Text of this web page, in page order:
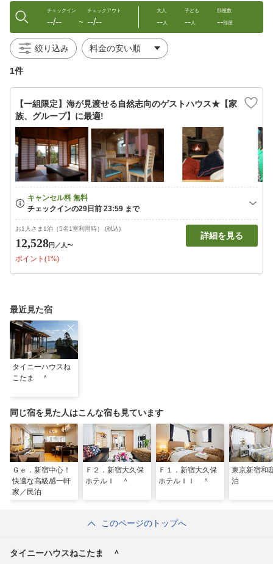
チェックイン
--/-- 〜
チェックアウト
--/--
大人
--人
子ども
--人
部屋数
--部屋
絞り込み
1件
【一組限定】海が見渡せる自然志向のゲストハウス★【家
族、グループ】に最適!
お1人さま1泊（5名1室利用時） (税込)
12,528円 ／人〜
ポイント(1%)
詳細を見る
最近見た宿
タイニーハウスね
こたま ＾
同じ宿を見た人はこんな宿も見ています
Ｇｅ．新宿中心！
快適な高級感一軒
家／民泊
Ｆ２．新宿大久保
ホテルＩ ＾
Ｆ１．新宿大久保
ホテルＩＩ ＾
東京新宿和
泊
このページのトップへ
タイニーハウスねこたま ＾